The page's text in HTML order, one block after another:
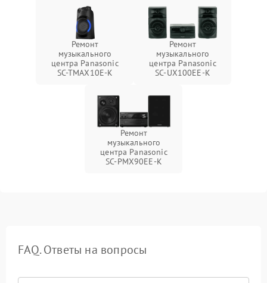
Ремонт
музыкального
центра Panasonic
SC-TMAX10E-K
Ремонт
музыкального
центра Panasonic
SC-UX100EE-K
Ремонт
музыкального
центра Panasonic
SC-PMX90EE-K
FAQ. Ответы на вопросы